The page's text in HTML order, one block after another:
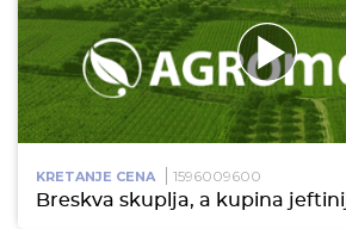
KRETANJE CENA 1596009600
Breskva skuplja, a kupina